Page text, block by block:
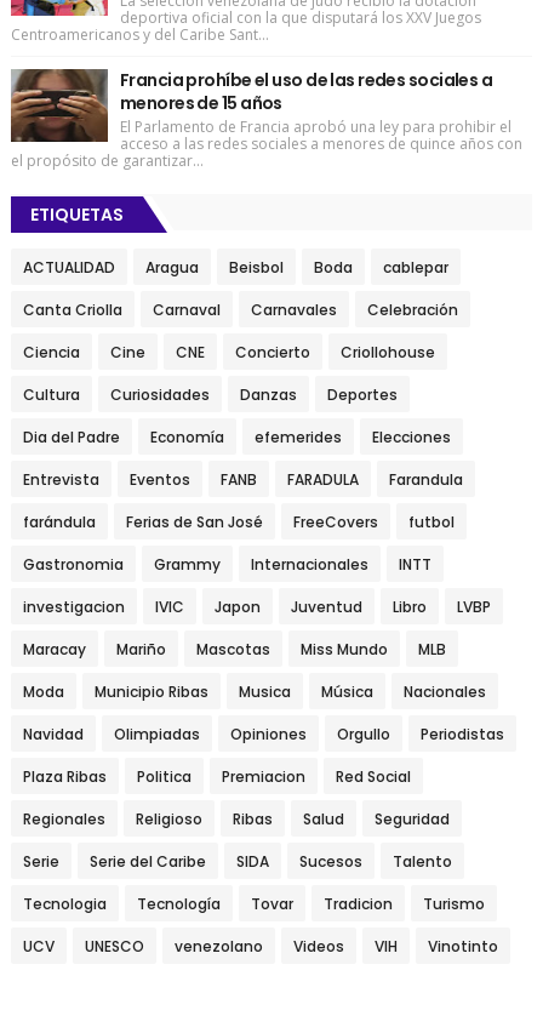
deportiva oficial con la que disputará los XXV Juegos
Centroamericanos y del Caribe Sant...
Francia prohíbe el uso de las redes sociales a
menores de 15 años
El Parlamento de Francia aprobó una ley para prohibir el
acceso a las redes sociales a menores de quince años con
el propósito de garantizar...
ETIQUETAS
ACTUALIDAD Aragua Beisbol Boda cablepar
Canta Criolla Carnaval Carnavales Celebración
Ciencia Cine CNE Concierto Criollohouse
Cultura Curiosidades Danzas Deportes
Dia del Padre Economía efemerides Elecciones
Entrevista Eventos FANB FARADULA Farandula
farándula Ferias de San José FreeCovers futbol
Gastronomia Grammy Internacionales INTT
investigacion IVIC Japon Juventud Libro LVBP
Maracay Mariño Mascotas Miss Mundo MLB
Moda Municipio Ribas Musica Música Nacionales
Navidad Olimpiadas Opiniones Orgullo Periodistas
Plaza Ribas Politica Premiacion Red Social
Regionales Religioso Ribas Salud Seguridad
Serie Serie del Caribe SIDA Sucesos Talento
Tecnologia Tecnología Tovar Tradicion Turismo
UCV UNESCO venezolano Videos VIH Vinotinto